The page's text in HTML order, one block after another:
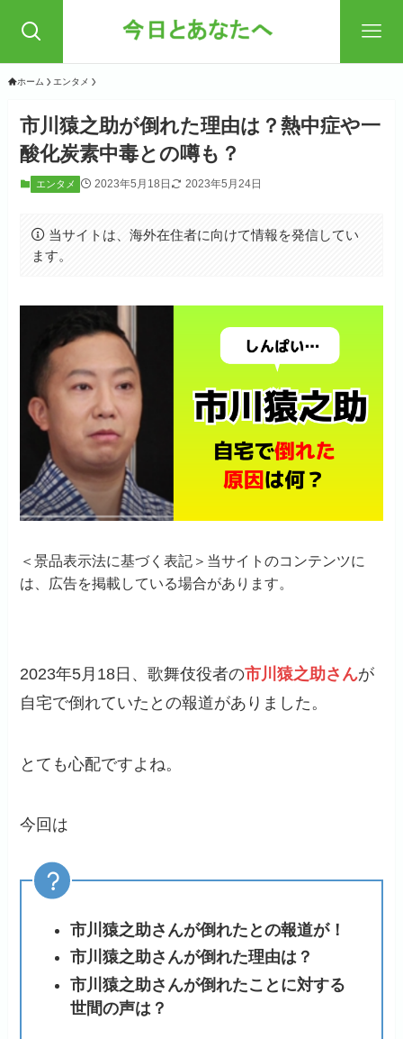
ホーム エンタメ
市川猿之助が倒れた理由は？熱中症や一
酸化炭素中毒との噂も？
エンタメ 2023年5月18日 2023年5月24日
当サイトは、海外在住者に向けて情報を発信してい
ます。
＜景品表示法に基づく表記＞当サイトのコンテンツに
は、広告を掲載している場合があります。
2023年5月18日、歌舞伎役者の市川猿之助さんが
自宅で倒れていたとの報道がありました。
とても心配ですよね。
今回は
市川猿之助さんが倒れたとの報道が！
市川猿之助さんが倒れた理由は？
市川猿之助さんが倒れたことに対する
世間の声は？